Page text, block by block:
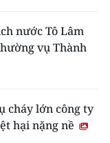
nước Tô Lâm
vụ Thành
cháy lớn công ty
hại nặng nề